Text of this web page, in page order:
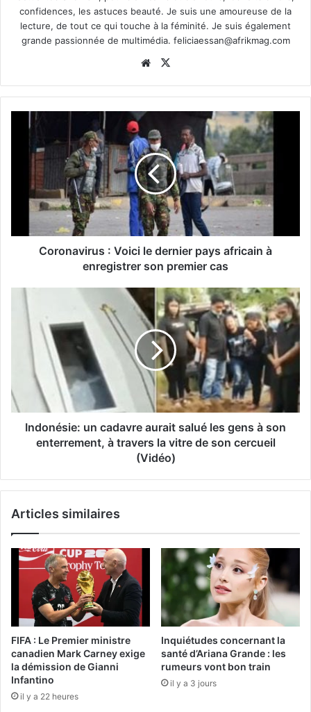
confidences, les astuces beauté. Je suis une amoureuse de la
lecture, de tout ce qui touche à la féminité. Je suis également
grande passionnée de multimédia. feliciaessan@afrikmag.com
Website
Coronavirus : Voici le dernier pays africain à
enregistrer son premier cas
Indonésie: un cadavre aurait salué les gens à son
enterrement, à travers la vitre de son cercueil
(Vidéo)
Articles similaires
FIFA : Le Premier ministre
canadien Mark Carney exige
la démission de Gianni
Infantino
il y a 22 heures
Inquiétudes concernant la
santé d’Ariana Grande : les
rumeurs vont bon train
il y a 3 jours